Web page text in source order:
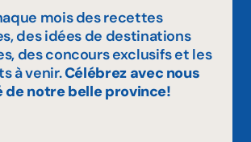
mois des recettes
des idées de destinations
des concours exclusifs et les
à venir.Célébrez avec nous
de notre belle province!